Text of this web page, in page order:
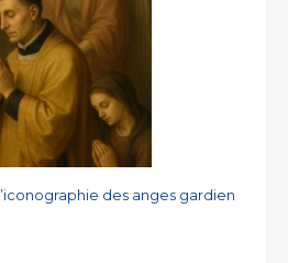
des anges gardien